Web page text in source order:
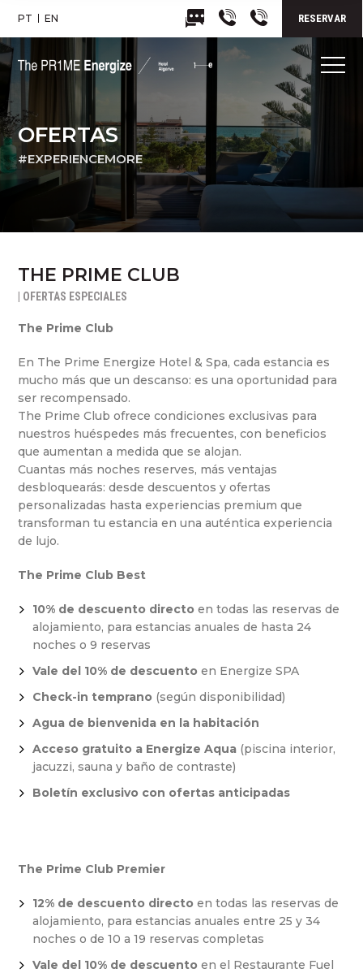
PT EN RESERVAR
OFERTAS
#EXPERIENCEMORE
THE PRIME CLUB
| OFERTAS ESPECIALES
The Prime Club
En The Prime Energize Hotel & Spa, cada estancia es
mucho más que un descanso: es una oportunidad para
ser recompensado.
The Prime Club ofrece condiciones exclusivas para
nuestros huéspedes más frecuentes, con beneficios
que aumentan a medida que se alojan.
Cuantas más noches reserves, más ventajas
desbloquearás: desde descuentos y ofertas
personalizadas hasta experiencias premium que
transforman tu estancia en una auténtica experiencia
de lujo.
The Prime Club Best
10% de descuento directo en todas las reservas de
alojamiento, para estancias anuales de hasta 24
noches o 9 reservas
Vale del 10% de descuento en Energize SPA
Check-in temprano (según disponibilidad)
Agua de bienvenida en la habitación
Acceso gratuito a Energize Aqua (piscina interior,
jacuzzi, sauna y baño de contraste)
Boletín exclusivo con ofertas anticipadas
The Prime Club Premier
12% de descuento directo en todas las reservas de
alojamiento, para estancias anuales entre 25 y 34
noches o de 10 a 19 reservas completas
Vale del 10% de descuento en el Restaurante Fuel